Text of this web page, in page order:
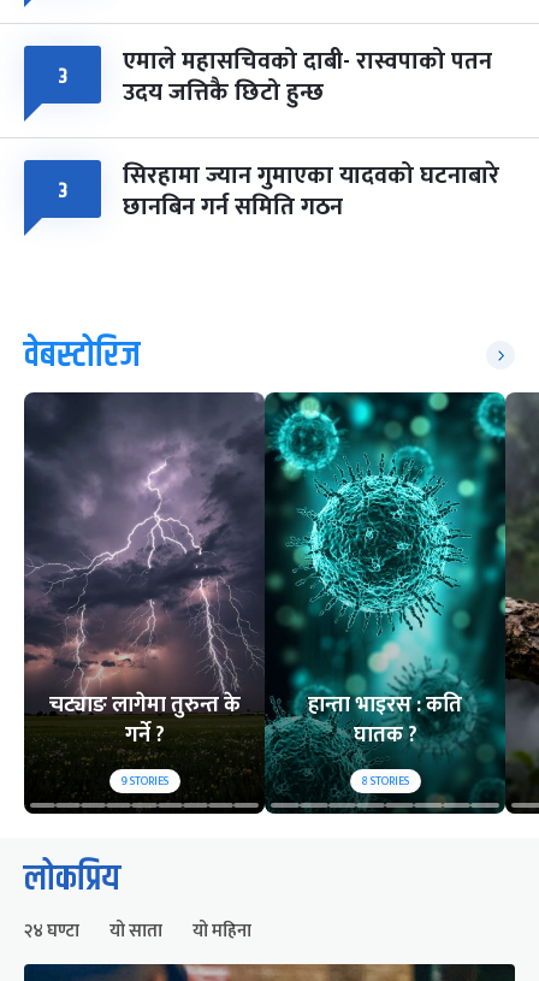
३ एमाले महासचिवको दाबी- रास्वपाको पतन
उदय जत्तिकै छिटो हुन्छ
३ सिरहामा ज्यान गुमाएका यादवको घटनाबारे
छानबिन गर्न समिति गठन
वेबस्टोरिज
चट्याङ लागेमा तुरुन्त के
गर्ने ?
9STORIES
हान्ता भाइरस : कति
घातक ?
8STORIES
लोकप्रिय
२४ घण्टा यो साता यो महिना